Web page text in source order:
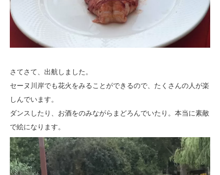
さてさて、出航しました。
セーヌ川岸でも花火をみることができるので、たくさんの人が楽
しんでいます。
ダンスしたり、お酒をのみながらまどろんでいたり。本当に素敵
で絵になります。